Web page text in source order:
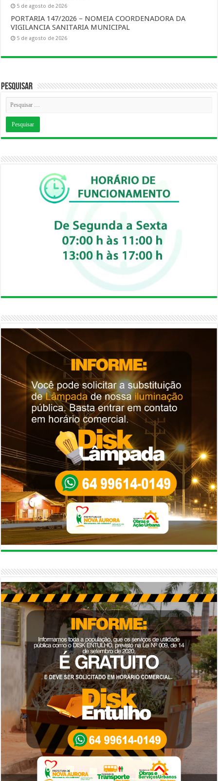
5 de agosto de 2026
PORTARIA 147/2026 – NOMEIA COORDENADORA DA
VIGILANCIA SANITARIA MUNICIPAL
5 de agosto de 2026
Pesquisar